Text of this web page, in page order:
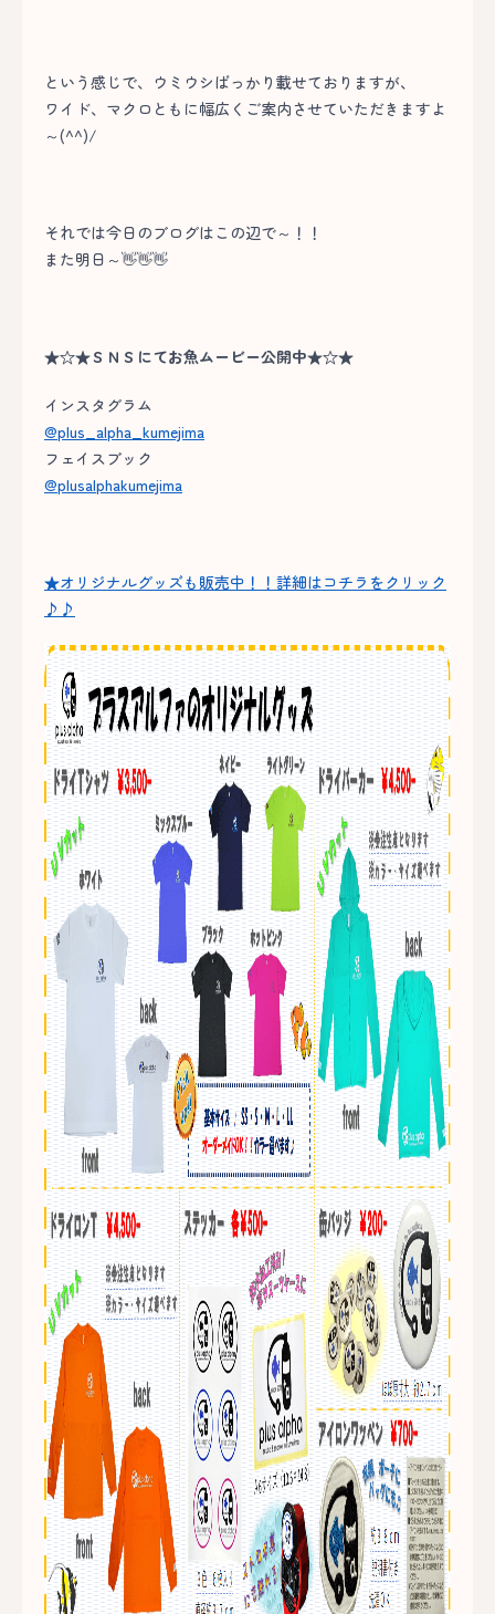
という感じで、ウミウシばっかり載せておりますが、
ワイド、マクロともに幅広くご案内させていただきますよ
～(^^)/
それでは今日のブログはこの辺で～！！
また明日～👋👋👋
★☆★ＳＮＳにてお魚ムービー公開中★☆★
インスタグラム
@plus_alpha_kumejima
フェイスブック
@plusalphakumejima
★オリジナルグッズも販売中！！詳細はコチラをクリック
♪♪